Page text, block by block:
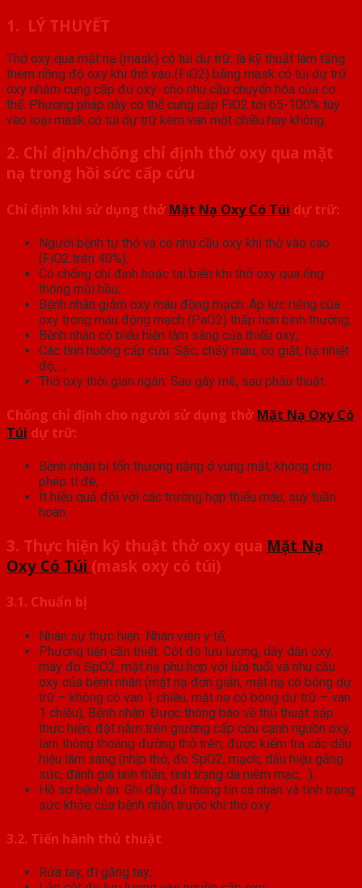
1. LÝ THUYẾT
Thở oxy qua mặt nạ (mask) có túi dự trữ: là kỹ thuật làm tăng
thêm nồng độ oxy khí thở vào (FiO2) bằng mask có túi dự trữ
oxy nhằm cung cấp đủ oxy cho nhu cầu chuyển hóa của cơ
thể. Phương pháp này có thể cung cấp FiO2 tới 65-100% tùy
vào loại mask có túi dự trữ kèm van một chiều hay không.
2. Chỉ định/chống chỉ định thở oxy qua mặt
nạ trong hồi sức cấp cứu
Chỉ định khi sử dụng thở Mặt Nạ Oxy Có Túi dự trữ:
Người bệnh tự thở và có nhu cầu oxy khí thở vào cao
(FiO2 trên 40%);
Có chống chỉ định hoặc tai biến khi thở oxy qua ống
thông mũi hầu;
Bệnh nhân giảm oxy máu động mạch: Áp lực riêng của
oxy trong máu động mạch (PaO2) thấp hơn bình thường;
Bệnh nhân có biểu hiện lâm sàng của thiếu oxy;
Các tình huống cấp cứu: Sặc, chảy máu, co giật, hạ nhiệt
độ,…;
Thở oxy thời gian ngắn: Sau gây mê, sau phẫu thuật.
Chống chỉ định cho người sử dụng thở Mặt Nạ Oxy Có
Túi dự trữ:
Bệnh nhân bị tổn thương nặng ở vùng mặt, không cho
phép tì đè;
Ít hiệu quả đối với các trường hợp thiếu máu, suy tuần
hoàn.
3. Thực hiện kỹ thuật thở oxy qua Mặt Nạ
Oxy Có Túi (mask oxy có túi)
3.1. Chuẩn bị
Nhân sự thực hiện: Nhân viên y tế;
Phương tiện cần thiết: Cột đo lưu lượng, dây dẫn oxy,
máy đo SpO2, mặt nạ phù hợp với lứa tuổi và nhu cầu
oxy của bệnh nhân (mặt nạ đơn giản, mặt nạ có bóng dự
trữ – không có van 1 chiều, mặt nạ có bóng dự trữ – van
1 chiều); Bệnh nhân: Được thông báo về thủ thuật sắp
thực hiện, đặt nằm trên giường cấp cứu cạnh nguồn oxy,
làm thông thoáng đường thở trên, được kiểm tra các dấu
hiệu lâm sàng (nhịp thở, đo SpO2, mạch, dấu hiệu gắng
sức, đánh giá tinh thần, tình trạng da niêm mạc,…);
Hồ sơ bệnh án: Ghi đầy đủ thông tin cá nhân và tình trạng
sức khỏe của bệnh nhân trước khi thở oxy.
3.2. Tiến hành thủ thuật
Rửa tay, đi găng tay;